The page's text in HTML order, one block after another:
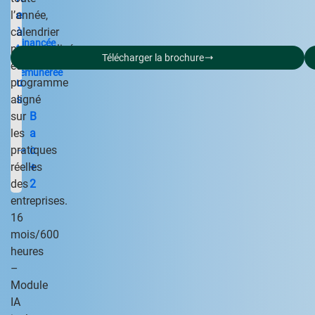
Financée
rémunérée
e
à
t
o
u
s
B
a
c
+
2
l’année,
calendrier
personnalisé
et
programme
aligné
sur
les
pratiques
réelles
des
entreprises.
16
mois/600
heures
–
Module
IA
Télécharger la brochure